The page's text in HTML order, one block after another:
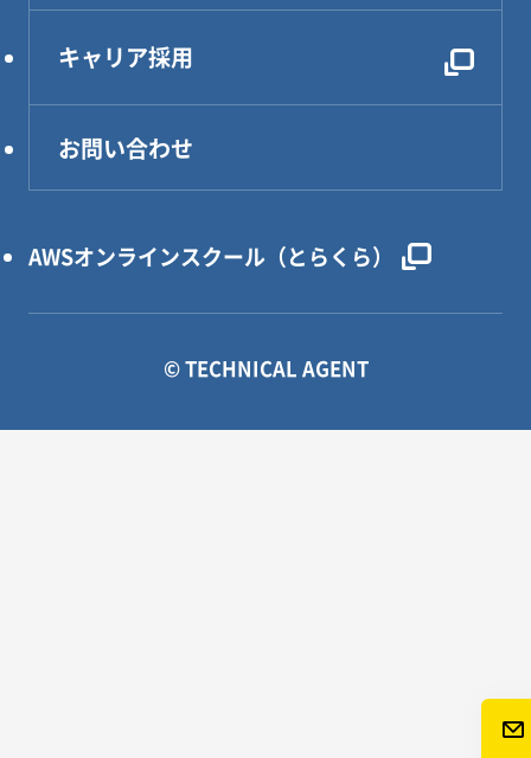
キャリア採用
お問い合わせ
AWSオンラインスクール（とらくら）
© TECHNICAL AGENT